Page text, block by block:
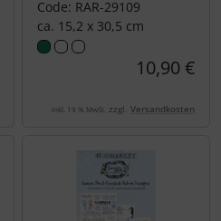
Code: RAR-29109
ca. 15,2 x 30,5 cm
10,90 €
inkl. 19 % MwSt. zzgl. Versandkosten